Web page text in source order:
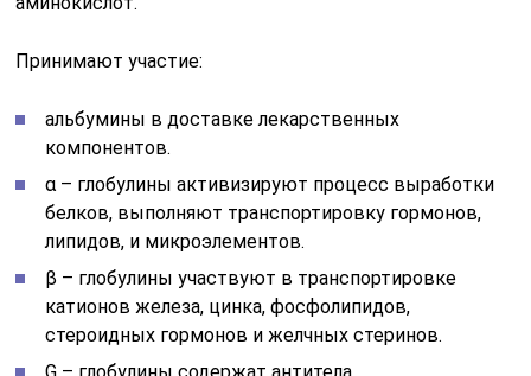
Принимают участие:
альбумины в доставке лекарственных
компонентов.
α – глобулины активизируют процесс выработки
белков, выполняют транспортировку гормонов,
липидов, и микроэлементов.
β – глобулины участвуют в транспортировке
катионов железа, цинка, фосфолипидов,
стероидных гормонов и желчных стеринов.